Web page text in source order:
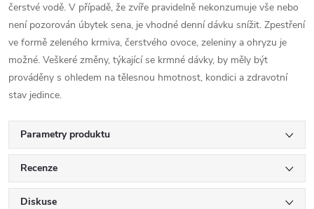
čerstvé vodě. V případě, že zvíře pravidelně nekonzumuje vše nebo
není pozorován úbytek sena, je vhodné denní dávku snížit. Zpestření
ve formě zeleného krmiva, čerstvého ovoce, zeleniny a ohryzu je
možné. Veškeré změny, týkající se krmné dávky, by měly být
prováděny s ohledem na tělesnou hmotnost, kondici a zdravotní
stav jedince.
Parametry produktu
Recenze
Diskuse